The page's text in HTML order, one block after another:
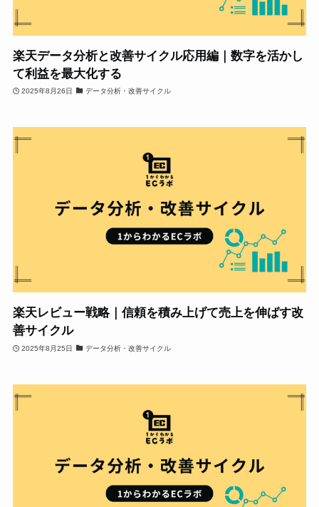
楽天データ分析と改善サイクル応用編｜数字を活かし
て利益を最大化する
2025年8月26日 データ分析・改善サイクル
楽天レビュー戦略｜信頼を積み上げて売上を伸ばす改
善サイクル
2025年8月25日 データ分析・改善サイクル